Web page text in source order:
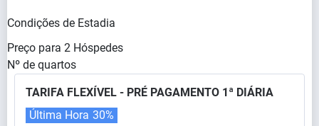
Condições de Estadia
Preço para 2 Hóspedes
Nº de quartos
TARIFA FLEXÍVEL - PRÉ PAGAMENTO 1ª DIÁRIA
Última Hora 30%